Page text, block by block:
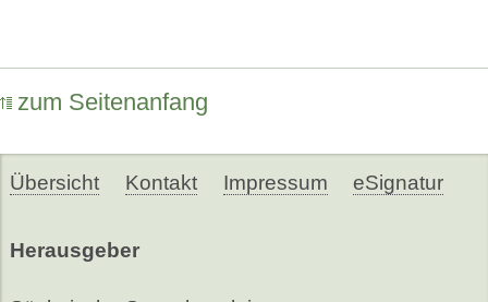
zum Seitenanfang
Übersicht Kontakt Impressum eSignatur
Herausgeber